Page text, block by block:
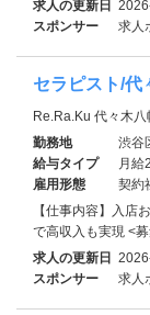
求人の更新日
スポンサー
求人
セラピスト/代
Re.Ra.Ku 代々木八
勤務地
渋谷
給与タイプ
月給
雇用形態
契約
【仕事内容】入店
で高収入も実現 <
求人の更新日
スポンサー
求人